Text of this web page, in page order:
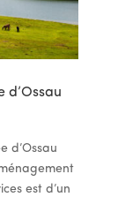
d’Ossau
d’Ossau
est d’un